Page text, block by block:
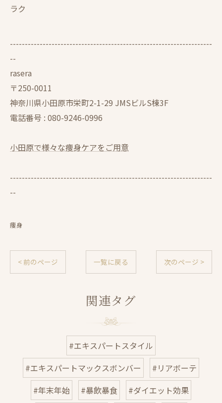
ラク
--------------------------------------------------------------------
--
rasera
〒250-0011
神奈川県小田原市栄町2-1-29 JMSビルS棟3F
電話番号 : 080-9246-0996
小田原で様々な痩身ケアをご用意
--------------------------------------------------------------------
--
痩身
< 前のページ 一覧に戻る 次のページ >
関連タグ
#エキスパートスタイル
#エキスパートマックスボンバー
#リアボーテ
#年末年始
#暴飲暴食 #ダイエット効果